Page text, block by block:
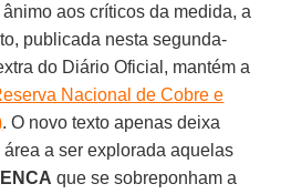
aos críticos da medida, a
publicada nesta segunda-
do Diário Oficial, mantém a
Nacional de Cobre e
. O novo texto apenas deixa
a ser explorada aquelas
que se sobreponham a